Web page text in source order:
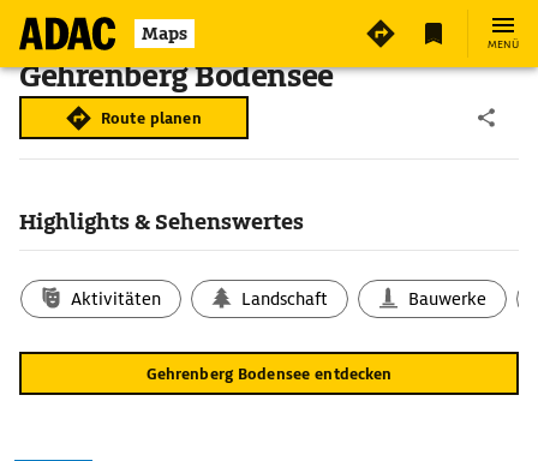
Maps MENÜ
Gehrenberg Bodensee
Route planen
Highlights & Sehenswertes
Aktivitäten Landschaft Bauwerke
Gehrenberg Bodensee entdecken